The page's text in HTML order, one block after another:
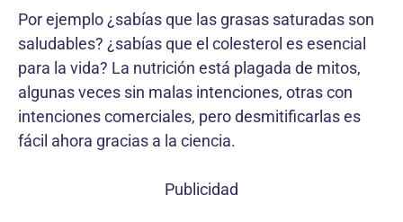
Por ejemplo ¿sabías que las grasas saturadas son
saludables? ¿sabías que el colesterol es esencial
para la vida? La nutrición está plagada de mitos,
algunas veces sin malas intenciones, otras con
intenciones comerciales, pero desmitificarlas es
fácil ahora gracias a la ciencia.
Publicidad